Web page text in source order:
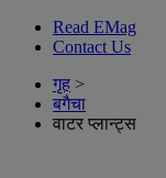
Read EMag
Contact Us
गृह >
बगैचा
वाटर प्लान्ट्स